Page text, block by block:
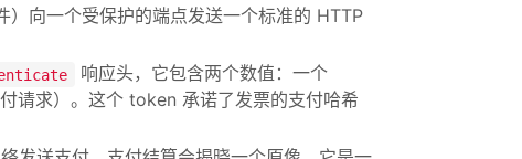
）向一个受保护的端点发送一个标准的 HTTP
响应头，它包含两个数值：一个
请求）。这个 token 承诺了发票的支付哈希